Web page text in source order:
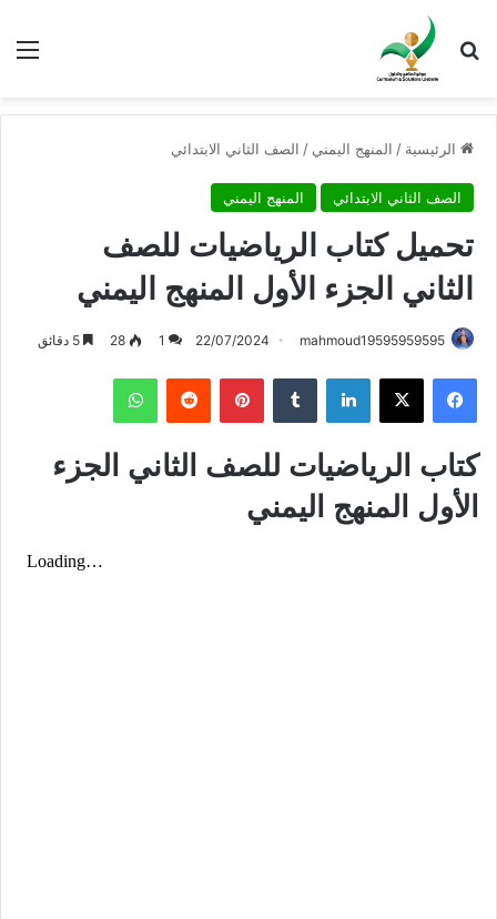
بحث عن
الرئيسية / المنهج اليمني / الصف الثاني الابتدائي
الصف الثاني الابتدائي المنهج اليمني
تحميل كتاب الرياضيات للصف
الثاني الجزء الأول المنهج اليمني
mahmoud19595959595
22/07/2024
1
28
فيسبوك X لينكدإن بينتيريست واتساب
كتاب الرياضيات للصف الثاني الجزء
الأول المنهج اليمني